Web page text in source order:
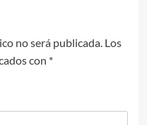
no será publicada. Los
con *